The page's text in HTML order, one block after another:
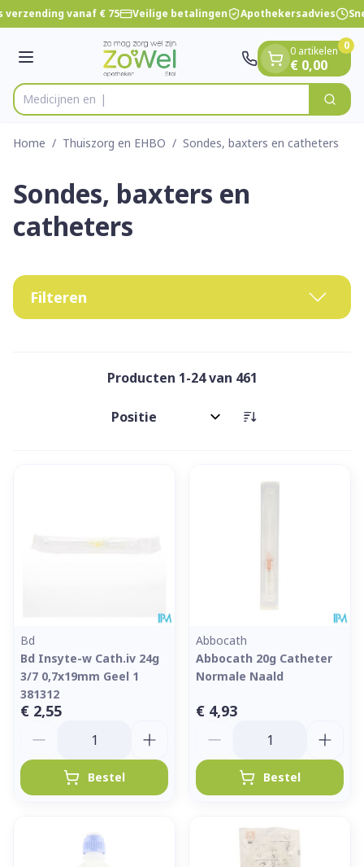
Ga naar de inhoud
1 van 1vanaf € 75 Veilige betalingen Apothekersadvies
Menu
Product, merk, categorie... Zoek
0 artikelen
€ 0,00
0
Home / Thuiszorg en EHBO / Sondes, baxters en catheters
Sondes, baxters en
catheters
Filteren
Producten 1-24van 461
Sorteer op:
Bd
Bd Insyte-w Cath.iv 24g
3/7 0,7x19mm Geel 1
381312
€ 2,55
Bestel
Abbocath
Abbocath 20g Catheter
Normale Naald
€ 4,93
Bestel